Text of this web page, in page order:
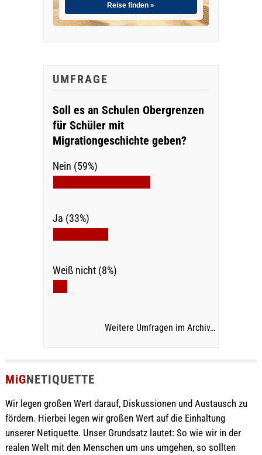
Reise finden »
UMFRAGE
Soll es an Schulen Obergrenzen
für Schüler mit
Migrationgeschichte geben?
Nein (59%)
Ja (33%)
Weiß nicht (8%)
Weitere Umfragen im Archiv…
MiGNETIQUETTE
Wir legen großen Wert darauf, Diskussionen und Austausch zu
fördern. Hierbei legen wir großen Wert auf die Einhaltung
unserer Netiquette. Unser Grundsatz lautet: So wie wir in der
realen Welt mit den Menschen um uns umgehen, so sollten